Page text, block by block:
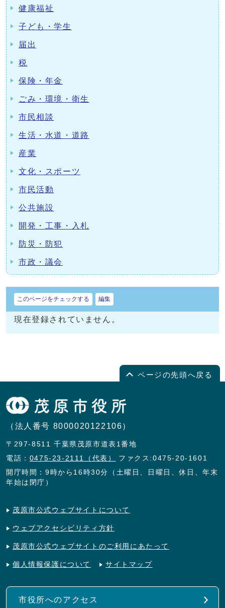
健康福祉
子ども・学生
届出
税
保険・年金
ごみ・環境・衛生
市民相談
生活・水道・道路
産業
文化・スポーツ
市民活動
公共施設
開発・工事・入札
防災・防犯
市政・議会
このページをチェックする 編集
現在登録されていません。
ページの先頭へ戻る
（法人番号 8000020122106）
〒297-8511 千葉県茂原市道表1番地
電話： 0475-23-2111（代表）
ファクス:0475-20-1601
開庁時間：9時から16時30分（土曜日、日曜日、休日、年末
年始は閉庁）
茂原市公式ウェブサイトについて
ウェブアクセシビリティ方針
茂原市公式ウェブサイトのご利用にあたって
個人情報保護について サイトマップ
市役所へのアクセス